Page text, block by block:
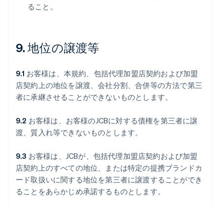
ること。
9. 地位の譲渡等
9.1 お客様は、本規約、包括代理加盟店契約および加盟
店契約上の地位を譲渡、会社分割、合併等の方法で第三
者に承継させることができないものとします。
9.2 お客様は、お客様のJCBに対する債権を第三者に譲
渡、質入れ等できないものとします。
9.3 お客様は、JCBが、包括代理加盟店契約および加盟
店契約上のすべての地位、または特定の提携ブランドカ
ード取扱いに関する地位を第三者に譲渡することができ
ることをあらかじめ承諾するものとします。